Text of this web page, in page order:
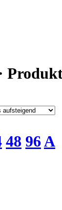
48 96A